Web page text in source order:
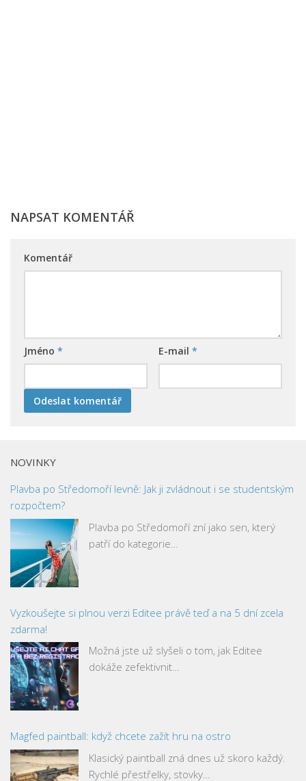
NAPSAT KOMENTÁŘ
Komentář
Jméno * E-mail *
NOVINKY
Plavba po Středomoří levně: Jak ji zvládnout i se studentským
rozpočtem?
Plavba po Středomoří zní jako sen, který
patří do kategorie…
Vyzkoušejte si plnou verzi Editee právě teď a na 5 dní zcela
zdarma!
Možná jste už slyšeli o tom, jak Editee
dokáže zefektivnit…
Magfed paintball: když chcete zažít hru na ostro
Klasický paintball zná dnes už skoro každý.
Rychlé přestřelky, stovky…